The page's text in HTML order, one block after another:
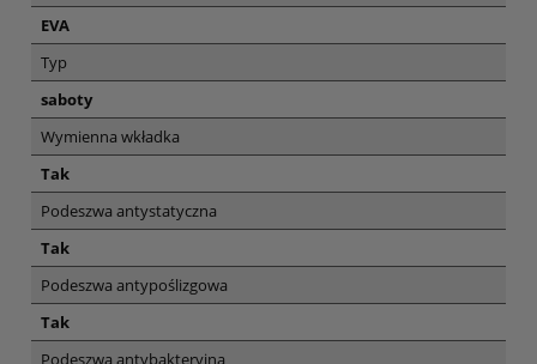
EVA
Typ
saboty
Wymienna wkładka
Tak
Podeszwa antystatyczna
Tak
Podeszwa antypoślizgowa
Tak
Podeszwa antybakteryjna